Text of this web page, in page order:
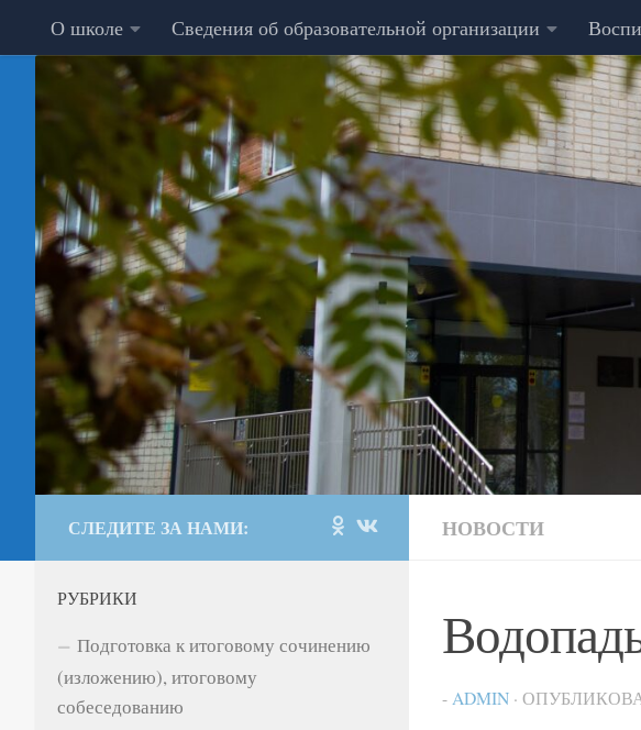
Перейти к содержимому
О школе Сведения об образовательной организации
НОВОСТИ
- ADMIN ·
СЛЕДИТЕ ЗА НАМИ:
РУБРИКИ
Подготовка к итоговому сочинению
(изложению), итоговому
собеседованию